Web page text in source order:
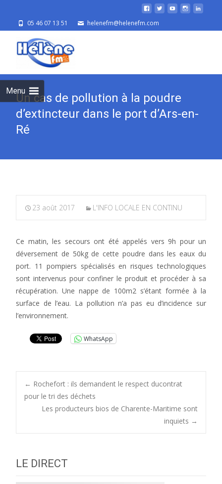
05 46 07 13 51 helenefm@helenefm.com
Menu
Un cas de pollution à la poudre
d’extincteur dans le port d’Ars-en-
Ré
23 août 2017 L'INFO LOCALE EN CONTINU
Ce matin, les secours ont été appelés vers 9h pour un
déversement de 50kg de cette poudre dans les eaux du
port. 11 pompiers spécialisés en risques technologiques
sont intervenus pour confiner le produit et procéder à sa
récupération. Une nappe de 100m2 s’étant formée à la
surface de l’eau. La pollution n’a pas eu d’incidence sur
l’environnement.
WhatsApp
Post
navigation
← Rochefort : ils demandent le respect ducontrat
pour le tri des déchets
Les producteurs bios de Charente-Maritime sont
inquiets →
LE DIRECT